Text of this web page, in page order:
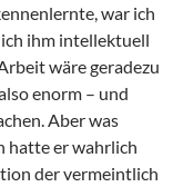
war ich
ich ihm intellektuell
wäre geradezu
enorm – und
Aber was
hatte er wahrlich
der vermeintlich